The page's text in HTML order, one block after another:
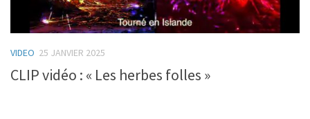
VIDEO 25 JANVIER 2025
CLIP vidéo : « Les herbes folles »